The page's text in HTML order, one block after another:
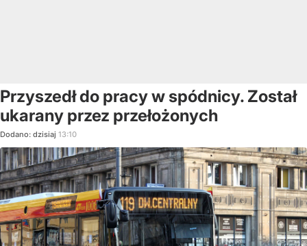
Przyszedł do pracy w spódnicy. Został
ukarany przez przełożonych
Dodano: dzisiaj 13:10